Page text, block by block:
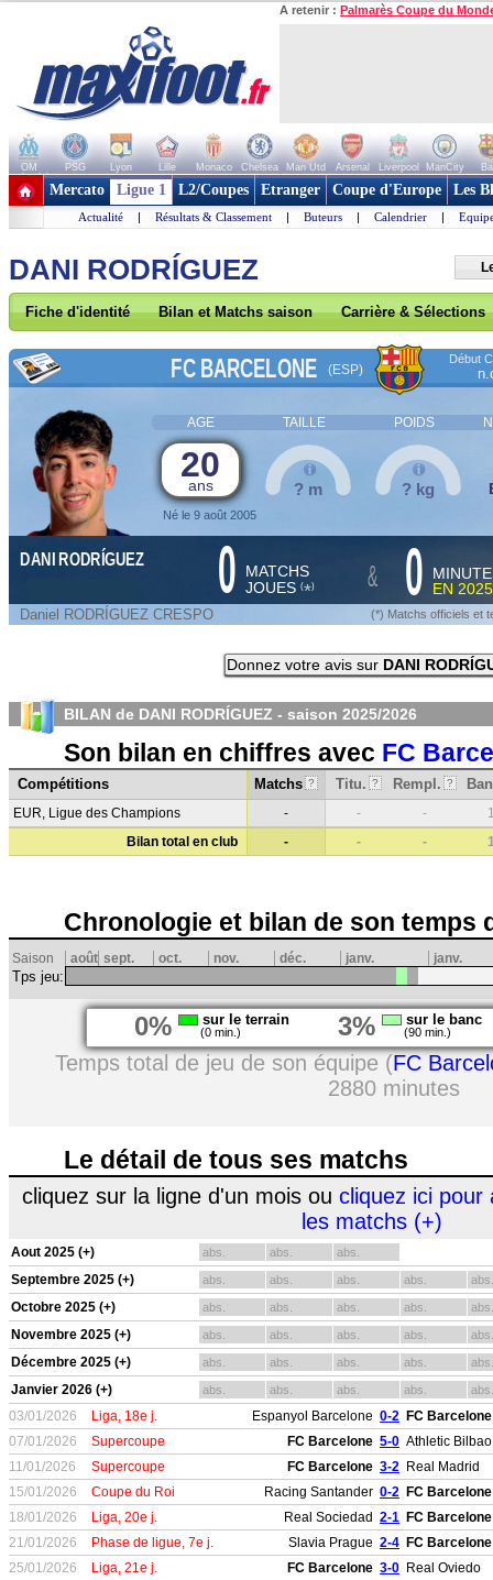
A retenir : Palmarès Coupe du
OM PSG Lyon Lille Monaco Chelsea Man Utd Arsenal Liverpool ManCity
+ de clubs
Mercato Ligue 1 L2/Coupes Etranger Coupe d'Europe Les
Actualité | Résultats & Classement | Buteurs | Calendrier |
DANI RODRÍGUEZ
Fiche d'identité Bilan et Matchs saison Carrière & Sélections
FC BARCELONE (ESP)
Début
AGE TAILLE POIDS
20
ans
Né le 9 août 2005
? m ? kg
DANI RODRÍGUEZ 0 MATCHS
JOUES (*) & 0
EN
Daniel RODRÍGUEZ CRESPO (*) Matchs officiels et
Donnez votre avis sur DANI
BILAN de DANI RODRÍGUEZ - saison 2025/2026
Son bilan en chiffres avec FC
Compétitions Matchs ? Titu. ? Rempl. ?
EUR, Ligue des Champions - - -
Bilan total en club
- - -
Chronologie et bilan de son temps
Saison août sept. oct. nov. déc. janv. janv.
Tps jeu:
0% sur le terrain
(0 min.) 3% sur le banc
(90 min.)
Temps total de jeu de son équipe (FC
2880 minutes
Le détail de tous ses matchs
cliquez sur la ligne d'un mois ou cliquez ici pour
les matchs (+)
Aout 2025 (+) abs. abs. abs.
Septembre 2025 (+) abs. abs. abs. abs. abs.
Octobre 2025 (+) abs. abs. abs. abs. abs.
Novembre 2025 (+) abs. abs. abs. abs. abs.
Décembre 2025 (+) abs. abs. abs. abs. abs.
Janvier 2026 (+) abs. abs. abs. abs. abs.
03/01/2026 Liga, 18e j. Espanyol Barcelone 0-2 FC Barcelone
07/01/2026
Supercoupe FC Barcelone 5-0 Athletic Bilbao
11/01/2026
Supercoupe FC Barcelone 3-2 Real Madrid
15/01/2026
Coupe du Roi Racing Santander 0-2 FC Barcelone
18/01/2026
Liga, 20e j. Real Sociedad 2-1 FC Barcelone
21/01/2026
Phase de ligue, 7e j. Slavia Prague 2-4 FC Barcelone
25/01/2026
Liga, 21e j. FC Barcelone 3-0 Real Oviedo